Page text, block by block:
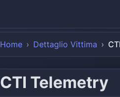
Home Dettaglio Vittima
CTI Telemetry